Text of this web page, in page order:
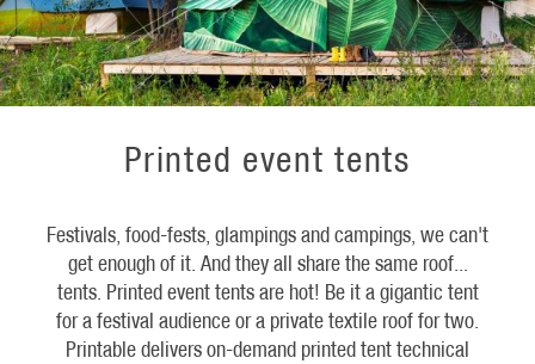
Printed event tents
Festivals, food-fests, glampings and campings, we can't
get enough of it. And they all share the same roof...
tents. Printed event tents are hot! Be it a gigantic tent
for a festival audience or a private textile roof for two.
Printable delivers on-demand printed tent technical